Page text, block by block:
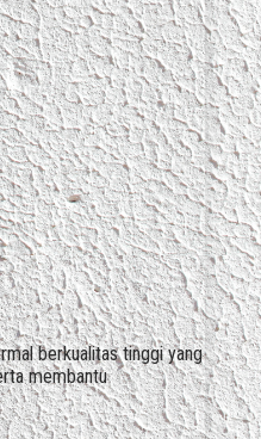
berkualitas tinggi yang
membantu